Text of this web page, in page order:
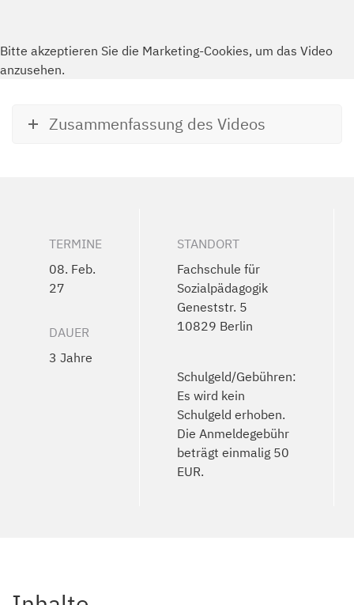
Bitte akzeptieren Sie die Marketing-Cookies, um das Video
anzusehen.
Zusammenfassung des Videos
TERMINE
08. Feb.
27
DAUER
3 Jahre
STANDORT
Fachschule für
Sozialpädagogik
Geneststr. 5
10829 Berlin
Schulgeld/Gebühren:
Es wird kein
Schulgeld erhoben.
Die Anmeldegebühr
beträgt einmalig 50
EUR.